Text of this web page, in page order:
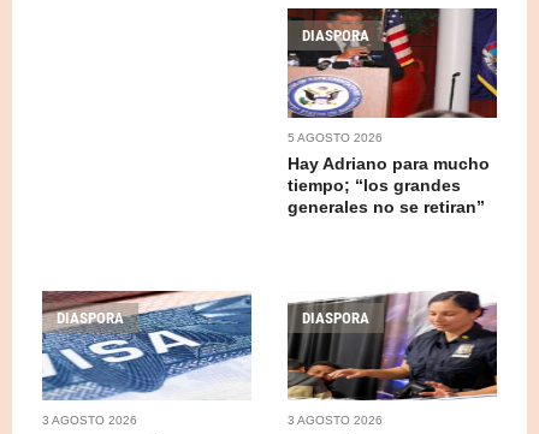
DIASPORA
5 AGOSTO 2026
Hay Adriano para mucho
tiempo; “los grandes
generales no se retiran”
DIASPORA
3 AGOSTO 2026
DIASPORA
3 AGOSTO 2026